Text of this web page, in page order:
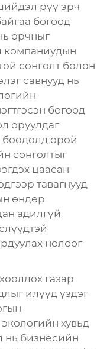
рүү эрч
бөгөөд
орчныг
компаниудын
сонголт болон
савнууд нь
бөгөөд
оруулдаг
боодолд орой
сонголтыг
цаасан
тавагнууд
өндөр
адилгүй
нөлөөг
газар
илүүд үздэг
хувьд
нь бизнесийн